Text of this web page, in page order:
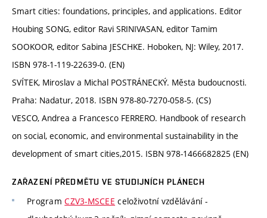
Smart cities: foundations, principles, and applications. Editor
Houbing SONG, editor Ravi SRINIVASAN, editor Tamim
SOOKOOR, editor Sabina JESCHKE. Hoboken, NJ: Wiley, 2017.
ISBN 978-1-119-22639-0. (EN)
SVÍTEK, Miroslav a Michal POSTRÁNECKÝ. Města budoucnosti.
Praha: Nadatur, 2018. ISBN 978-80-7270-058-5. (CS)
VESCO, Andrea a Francesco FERRERO. Handbook of research
on social, economic, and environmental sustainability in the
development of smart cities,2015. ISBN 978-1466682825 (EN)
ZAŘAZENÍ PŘEDMĚTU VE STUDIJNÍCH PLÁNECH
ProgramCZV3-MSCEE celoživotní vzdělávání -